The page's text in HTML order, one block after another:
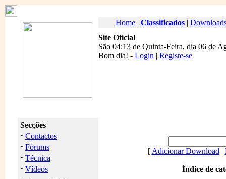
Home| Classificados|
Site Oficial
São 04:13 de Quinta-Feira, dia 06 de
Bom dia! - Login | Registe-se
Secções
· Contactos
· Fórums
· Técnica
· Vídeos
[ Adicionar Download |
Índice de